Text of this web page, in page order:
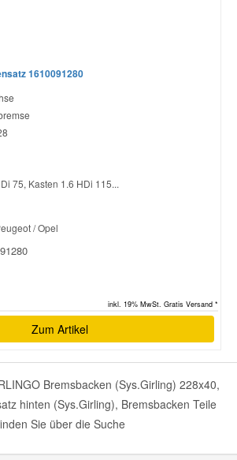
1610091280
75, Kasten 1.6 HDi 115...
/ Opel
inkl. 19% MwSt. Gratis Versand *
Zum Artikel
Bremsbacken (Sys.Girling) 228x40,
hinten (Sys.Girling), Bremsbacken Teile
Sie über die Suche